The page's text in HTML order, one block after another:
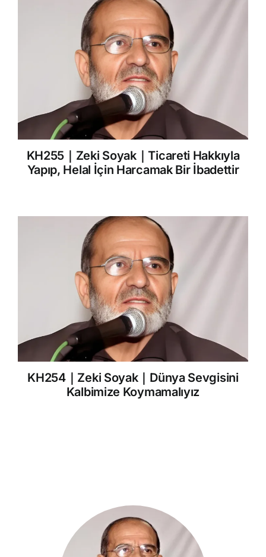
KH255｜Zeki Soyak｜Ticareti Hakkıyla
Yapıp, Helal İçin Harcamak Bir İbadettir
KH254｜Zeki Soyak｜Dünya Sevgisini
Kalbimize Koymamalıyız